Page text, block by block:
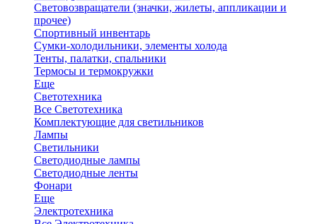
Световозвращатели (значки, жилеты, аппликации и
прочее)
Спортивный инвентарь
Сумки-холодильники, элементы холода
Тенты, палатки, спальники
Термосы и термокружки
Еще
Светотехника
Все Светотехника
Комплектующие для светильников
Лампы
Светильники
Светодиодные лампы
Светодиодные ленты
Фонари
Еще
Электротехника